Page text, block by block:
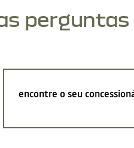
perguntas
encontre o seu